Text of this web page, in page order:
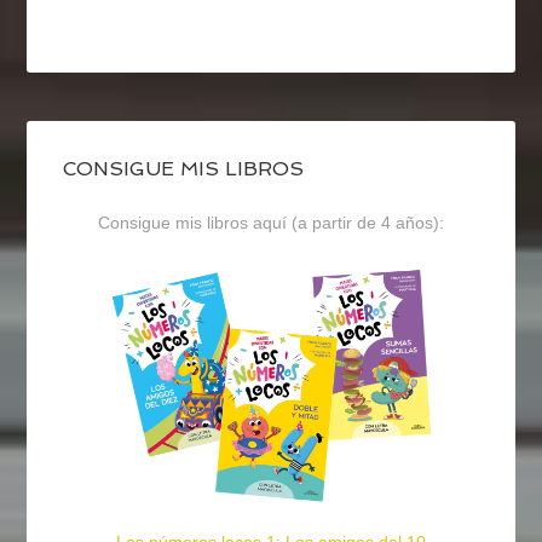
CONSIGUE MIS LIBROS
Consigue mis libros aquí (a partir de 4 años):